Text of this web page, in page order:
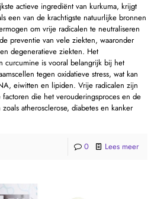
actieve ingrediënt van kurkuma, krijgt
een van de krachtigste natuurlijke bronnen
om vrije radicalen te neutraliseren
preventie van vele ziekten, waaronder
degeneratieve ziekten. Het
curcumine is vooral belangrijk bij het
tegen oxidatieve stress, wat kan
eiwitten en lipiden. Vrije radicalen zijn
die het verouderingsproces en de
atherosclerose, diabetes en kanker
0 Lees meer